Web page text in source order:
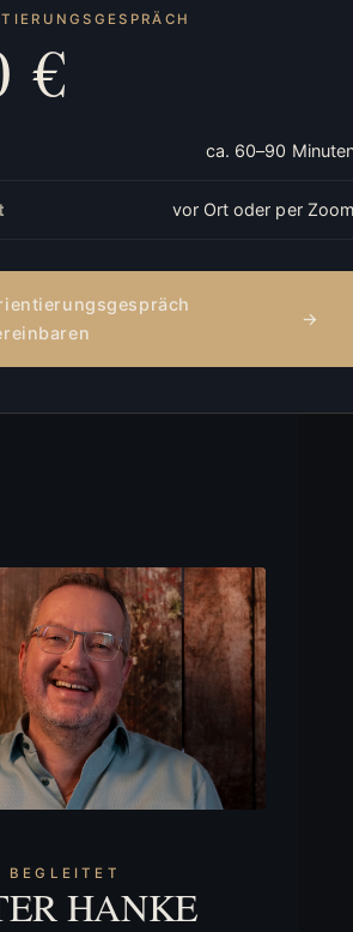
€
ca. 60–90
vor Ort oder per
→
BEGLEITET
HANKE